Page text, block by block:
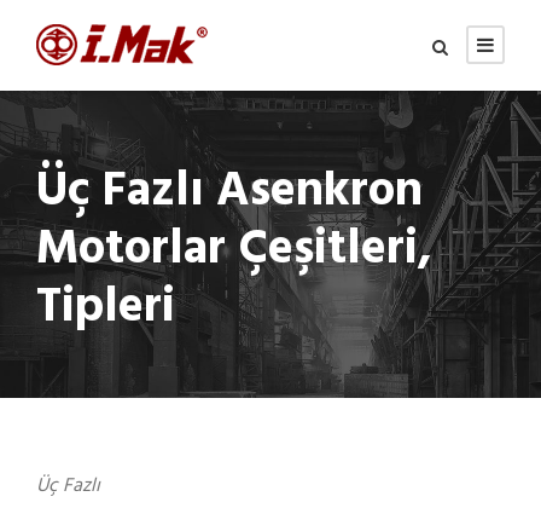
Üç Fazlı Asenkron
Motorlar Çeşitleri,
Tipleri
Üç Fazlı